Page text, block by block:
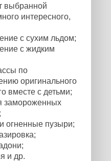
выбранной
интересного,
с сухим льдом;
с жидким
по
оригинального
вместе с детьми;
замороженных
огненные пузыри;
и др.